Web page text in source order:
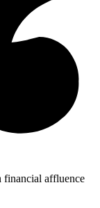
affluence